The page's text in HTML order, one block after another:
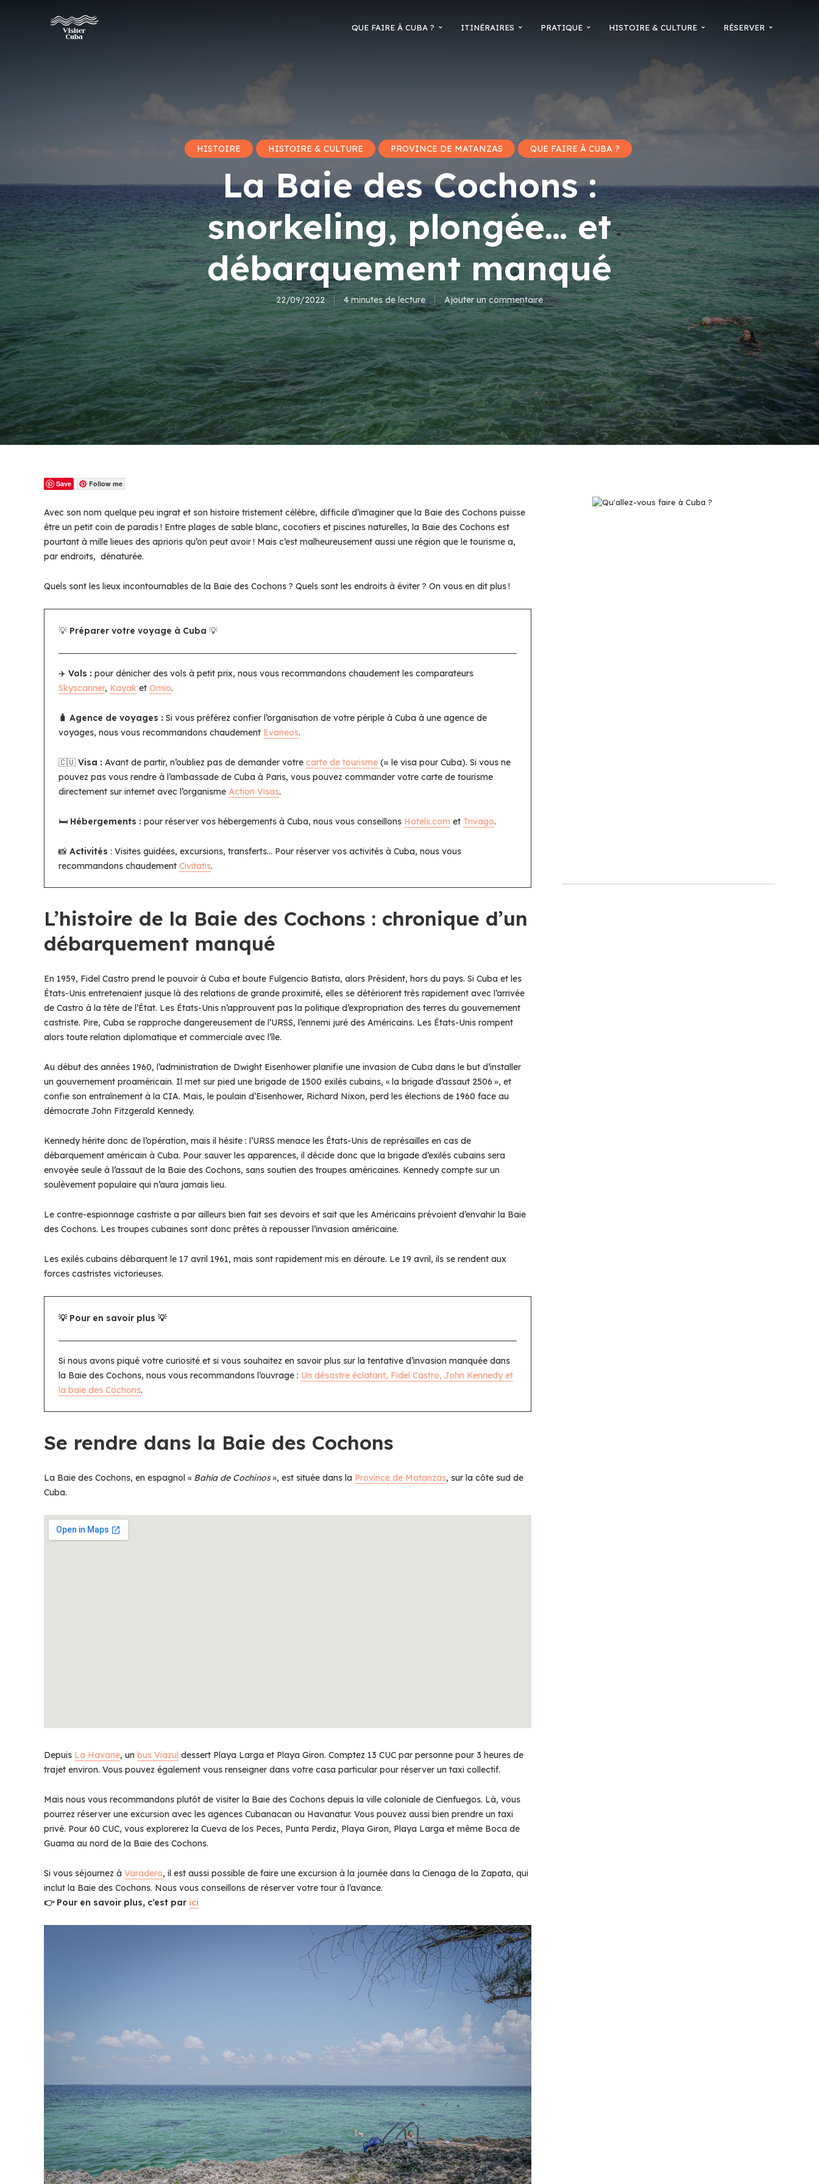
QUE FAIRE À CUBA ? ITINÉRAIRES PRATIQUE HISTOIRE & CULTURE RÉSERVER
HISTOIRE HISTOIRE & CULTURE PROVINCE DE MATANZAS QUE FAIRE À CUBA ?
La Baie des Cochons :
snorkeling, plongée… et
débarquement manqué
22/09/2022 4 minutes de lecture Ajouter un commentaire
Save Follow me
Avec son nom quelque peu ingrat et son histoire tristement célèbre, difficile d’imaginer que la Baie des Cochons puisse
être un petit coin de paradis ! Entre plages de sable blanc, cocotiers et piscines naturelles, la Baie des Cochons est
pourtant à mille lieues des aprioris qu’on peut avoir ! Mais c’est malheureusement aussi une région que le tourisme a,
par endroits, dénaturée.
Quels sont les lieux incontournables de la Baie des Cochons ? Quels sont les endroits à éviter ? On vous en dit plus !
💡 Préparer votre voyage à Cuba 💡
✈️ Vols : pour dénicher des vols à petit prix, nous vous recommandons chaudement les comparateurs
Skyscanner, Kayak etOmio.
🧳 Agence de voyages : Si vous préférez confier l’organisation de votre périple à Cuba à une agence de
voyages, nous vous recommandons chaudement Evaneos.
🇨🇺 Visa : Avant de partir, n’oubliez pas de demander votrecarte de tourisme(= le visa pour Cuba). Si vous ne
pouvez pas vous rendre à l’ambassade de Cuba à Paris, vous pouvez commander votre carte de tourisme
directement sur internet avec l’organismeAction Visas.
🛏️ Hébergements :pour réserver vos hébergements à Cuba, nous vous conseillons Hotels.com et Trivago.
📸 Activités: Visites guidées, excursions, transferts… Pour réserver vos activités à Cuba, nous vous
recommandons chaudementCivitatis.
L’histoire de la Baie des Cochons : chronique d’un
débarquement manqué
En 1959, Fidel Castro prend le pouvoir à Cuba et boute Fulgencio Batista, alors Président, hors du pays. Si Cuba et les
États-Unis entretenaient jusque là des relations de grande proximité, elles se détériorent très rapidement avec l’arrivée
de Castro à la tête de l’État. Les États-Unis n’approuvent pas la politique d’expropriation des terres du gouvernement
castriste. Pire, Cuba se rapproche dangereusement de l’URSS, l’ennemi juré des Américains. Les États-Unis rompent
alors toute relation diplomatique et commerciale avec l’île.
Au début des années 1960, l’administration de Dwight Eisenhower planifie une invasion de Cuba dans le but d’installer
un gouvernement proaméricain. Il met sur pied une brigade de 1500 exilés cubains, « la brigade d’assaut 2506 », et
confie son entraînement à la CIA. Mais, le poulain d’Eisenhower, Richard Nixon, perd les élections de 1960 face au
démocrate John Fitzgerald Kennedy.
Kennedy hérite donc de l’opération, mais il hésite : l’URSS menace les États-Unis de représailles en cas de
débarquement américain à Cuba. Pour sauver les apparences, il décide donc que la brigade d’exilés cubains sera
envoyée seule à l’assaut de la Baie des Cochons, sans soutien des troupes américaines. Kennedy compte sur un
soulèvement populaire qui n’aura jamais lieu.
Le contre-espionnage castriste a par ailleurs bien fait ses devoirs et sait que les Américains prévoient d’envahir la Baie
des Cochons. Les troupes cubaines sont donc prêtes à repousser l’invasion américaine.
Les exilés cubains débarquent le 17 avril 1961, mais sont rapidement mis en déroute. Le 19 avril, ils se rendent aux
forces castristes victorieuses.
💡 Pour en savoir plus 💡
Si nous avons piqué votre curiosité et si vous souhaitez en savoir plus sur la tentative d’invasion manquée dans
la Baie des Cochons, nous vous recommandons l’ouvrage : Un désastre éclatant, Fidel Castro, John Kennedy et
la baie des Cochons.
Se rendre dans la Baie des Cochons
La Baie des Cochons, en espagnol « Bahía de Cochinos», est située dans la Province de Matanzas, sur la côte sud de
Cuba.
Depuis La Havane, un bus Viazul dessert Playa Larga et Playa Giron. Comptez 13 CUC par personne pour 3 heures de
trajet environ. Vous pouvez également vous renseigner dans votre casa particular pour réserver un taxi collectif.
Mais nous vous recommandons plutôt de visiter la Baie des Cochons depuis la ville coloniale de Cienfuegos. Là, vous
pourrez réserver une excursion avec les agences Cubanacan ou Havanatur. Vous pouvez aussi bien prendre un taxi
privé. Pour 60 CUC, vous explorerez la Cueva de los Peces, Punta Perdiz, Playa Giron, Playa Larga et même Boca de
Guama au nord de la Baie des Cochons.
Si vous séjournez à Varadero, il est aussi possible de faire une excursion à la journée dans la Cienaga de la Zapata, qui
inclut la Baie des Cochons. Nous vous conseillons de réserver votre tour à l’avance.
👉 Pour en savoir plus, c’est par ici